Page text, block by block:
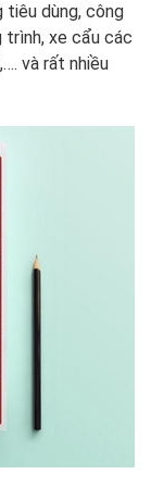
tiêu dùng, công
trình, xe cẩu các
và rất nhiều